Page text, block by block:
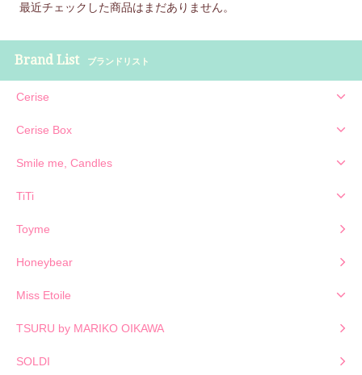
最近チェックした商品はまだありません。
Brand List ブランドリスト
Cerise
Cerise Box
Smile me, Candles
TiTi
Toyme
Honeybear
Miss Etoile
TSURU by MARIKO OIKAWA
SOLDI